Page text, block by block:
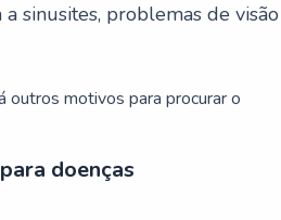
sinusites, problemas de visão
outros motivos para procurar o
doenças